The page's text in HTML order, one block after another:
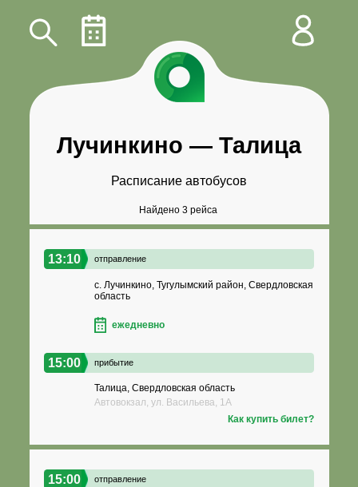
Лучинкино — Талица
Расписание автобусов
Найдено 3 рейса
13:10 отправление
с. Лучинкино, Тугулымский район, Свердловская
область
ежедневно
15:00 прибытие
Талица, Свердловская область
Автовокзал, ул. Васильева, 1А
Как купить билет?
15:00 отправление